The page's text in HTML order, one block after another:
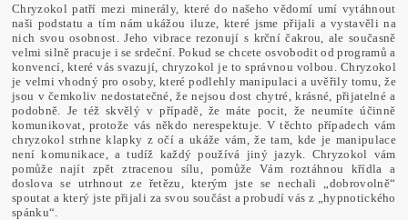
Chryzokol patří mezi minerály, které do našeho vědomí umí vytáhnout
naši podstatu a tím nám ukážou iluze, které jsme přijali a vystavěli na
nich svou osobnost. Jeho vibrace rezonují s krční čakrou, ale současně
velmi silně pracuje i se srdeční. Pokud se chcete osvobodit od programů a
konvencí, které vás svazují, chryzokol je to správnou volbou. Chryzokol
je velmi vhodný pro osoby, které podlehly manipulaci a uvěřily tomu, že
jsou v čemkoliv nedostatečné, že nejsou dost chytré, krásné, přijatelné a
podobně. Je též skvělý v případě, že máte pocit, že neumíte účinně
komunikovat, protože vás někdo nerespektuje. V těchto případech vám
chryzokol strhne klapky z očí a ukáže vám, že tam, kde je manipulace
není komunikace, a tudíž každý používá jiný jazyk. Chryzokol vám
pomůže najít zpět ztracenou sílu, pomůže Vám roztáhnou křídla a
doslova se utrhnout ze řetězu, kterým jste se nechali „dobrovolně“
spoutat a který jste přijali za svou součást a probudí vás z „hypnotického
spánku“.